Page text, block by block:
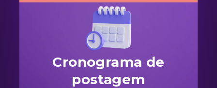
Cronograma de
postagem